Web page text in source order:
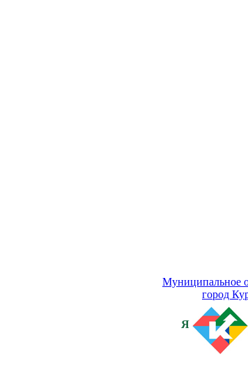
Муниципальное
город
Я